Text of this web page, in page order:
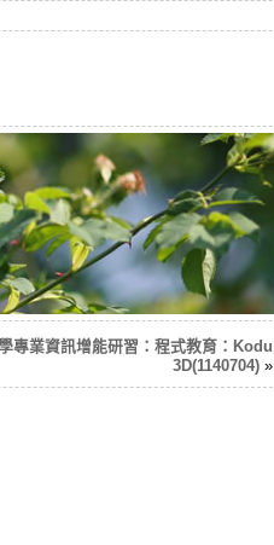
專業資訊增能研習：程式教育：Kodu
3D(1140704)»